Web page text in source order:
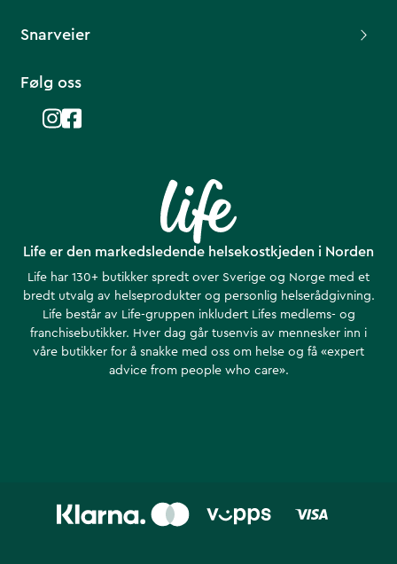
Life er den markedsledende helsekostkjeden i Norden
Life har 130+ butikker spredt over Sverige og Norge med et
bredt utvalg av helseprodukter og personlig helserådgivning.
Life består av Life-gruppen inkludert Lifes medlems- og
franchisebutikker. Hver dag går tusenvis av mennesker inn i
våre butikker for å snakke med oss om helse ​​og få «expert
advice from people who care».
Snarveier
Følg oss